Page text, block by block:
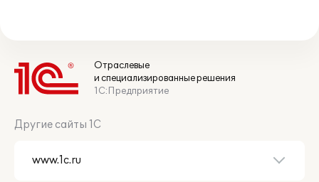
Отраслевые
и специализированные решения
1С:Предприятие
Другие сайты 1С